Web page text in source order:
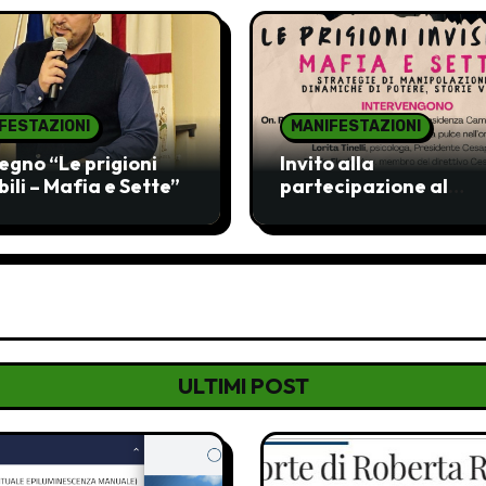
“Le prigioni
– Mafia e Sette”
MANIFESTAZIONI
Invito alla
partecipazione al
invisibili: Mafia e
ULTIMI POST